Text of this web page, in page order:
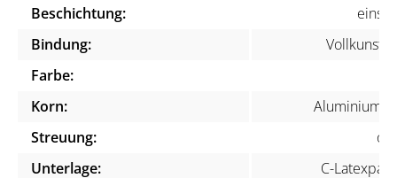
Beschichtung:
Bindung:
Farbe:
Korn:
Streuung:
Unterlage:
C-